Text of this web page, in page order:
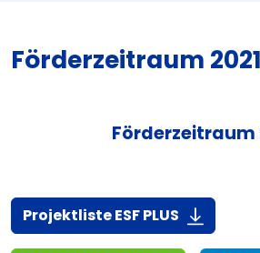
Förderzeitraum
Förderzeitraum
Projektliste ESF PLUS (916,7 KiB)